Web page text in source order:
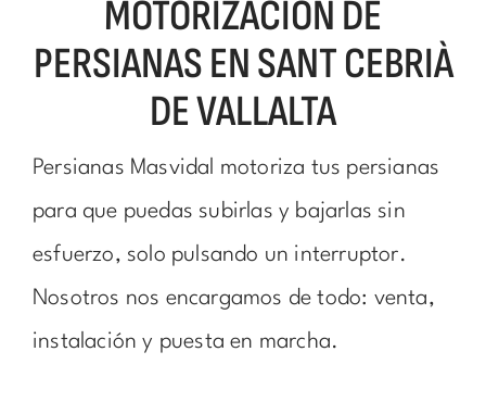
MOTORIZACIÓN DE
PERSIANAS EN SANT CEBRIÀ
DE VALLALTA
Persianas Masvidal motoriza tus persianas
para que puedas subirlas y bajarlas sin
esfuerzo, solo pulsando un interruptor.
Nosotros nos encargamos de todo: venta,
instalación y puesta en marcha.